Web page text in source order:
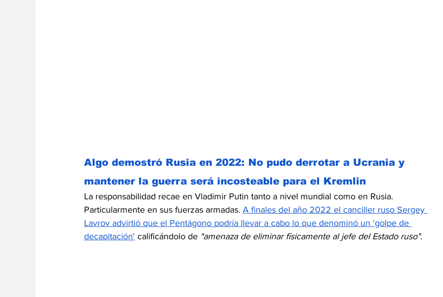
Algo demostró Rusia en 2022: No pudo derrotar a Ucrania y
mantener la guerra será incosteable para el Kremlin
La responsabilidad recae en Vladimir Putin tanto a nivel mundial como en Rusia.
Particularmente en sus fuerzas armadas. A finales del año 2022 el canciller ruso Sergey
Lavrov advirtió que el Pentágono podría llevar a cabo lo que denominó un 'golpe de
decapitación' calificándolo de "amenaza de eliminar físicamente al jefe del Estado ruso".